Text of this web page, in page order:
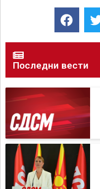
Последни вести